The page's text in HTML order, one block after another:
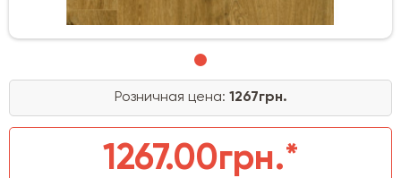
Розничная цена: 1267грн.
1267.00грн.*